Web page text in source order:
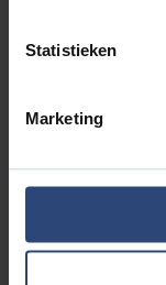
Statistieken
Marketing
BYD
1.5 DM-I FWD